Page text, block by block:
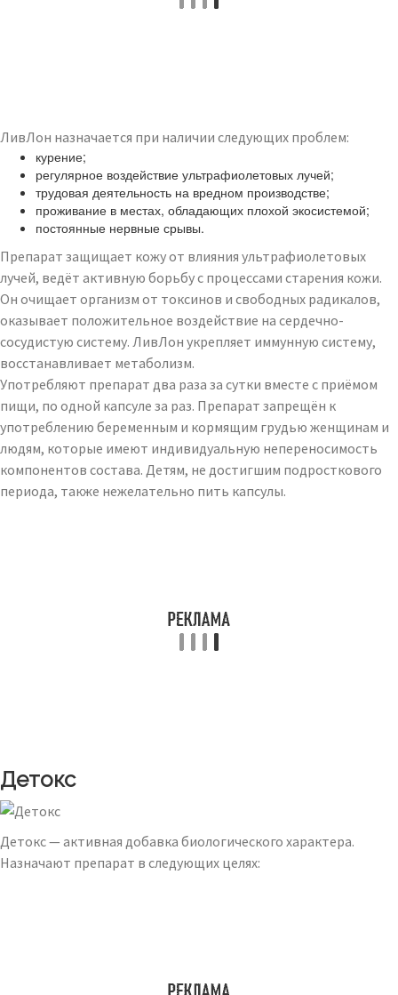
ЛивЛон назначается при наличии следующих проблем:
курение;
регулярное воздействие ультрафиолетовых лучей;
трудовая деятельность на вредном производстве;
проживание в местах, обладающих плохой экосистемой;
постоянные нервные срывы.
Препарат защищает кожу от влияния ультрафиолетовых
лучей, ведёт активную борьбу с процессами старения кожи.
Он очищает организм от токсинов и свободных радикалов,
оказывает положительное воздействие на сердечно-
сосудистую систему. ЛивЛон укрепляет иммунную систему,
восстанавливает метаболизм.
Употребляют препарат два раза за сутки вместе с приёмом
пищи, по одной капсуле за раз. Препарат запрещён к
употреблению беременным и кормящим грудью женщинам и
людям, которые имеют индивидуальную непереносимость
компонентов состава. Детям, не достигшим подросткового
периода, также нежелательно пить капсулы.
Детокс
Детокс — активная добавка биологического характера.
Назначают препарат в следующих целях: